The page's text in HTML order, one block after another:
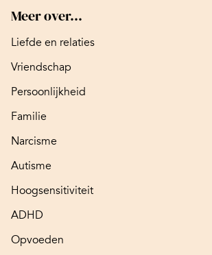
Meer over...
Liefde en relaties
Vriendschap
Persoonlijkheid
Familie
Narcisme
Autisme
Hoogsensitiviteit
ADHD
Opvoeden